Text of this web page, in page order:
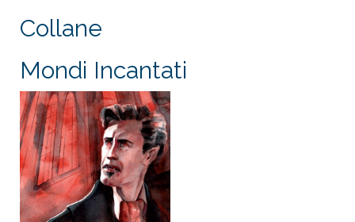
Collane
Mondi Incantati